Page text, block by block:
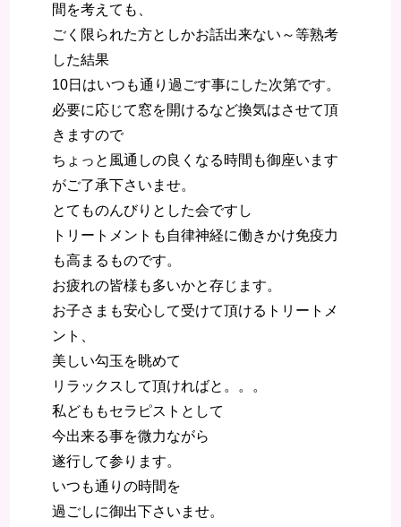
間を考えても、
ごく限られた方としかお話出来ない～等熟考
した結果
10日はいつも通り過ごす事にした次第です。
必要に応じて窓を開けるなど換気はさせて頂
きますので
ちょっと風通しの良くなる時間も御座います
がご了承下さいませ。
とてものんびりとした会ですし
トリートメントも自律神経に働きかけ免疫力
も高まるものです。
お疲れの皆様も多いかと存じます。
お子さまも安心して受けて頂けるトリートメ
ント、
美しい勾玉を眺めて
リラックスして頂ければと。。。
私どももセラピストとして
今出来る事を微力ながら
遂行して参ります。
いつも通りの時間を
過ごしに御出下さいませ。